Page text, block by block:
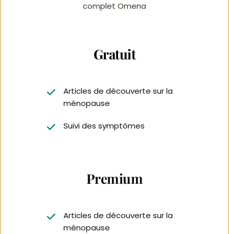
complet Omena
Gratuit
Articles de découverte sur la
ménopause
Suivi des symptômes
Premium
Articles de découverte sur la
ménopause